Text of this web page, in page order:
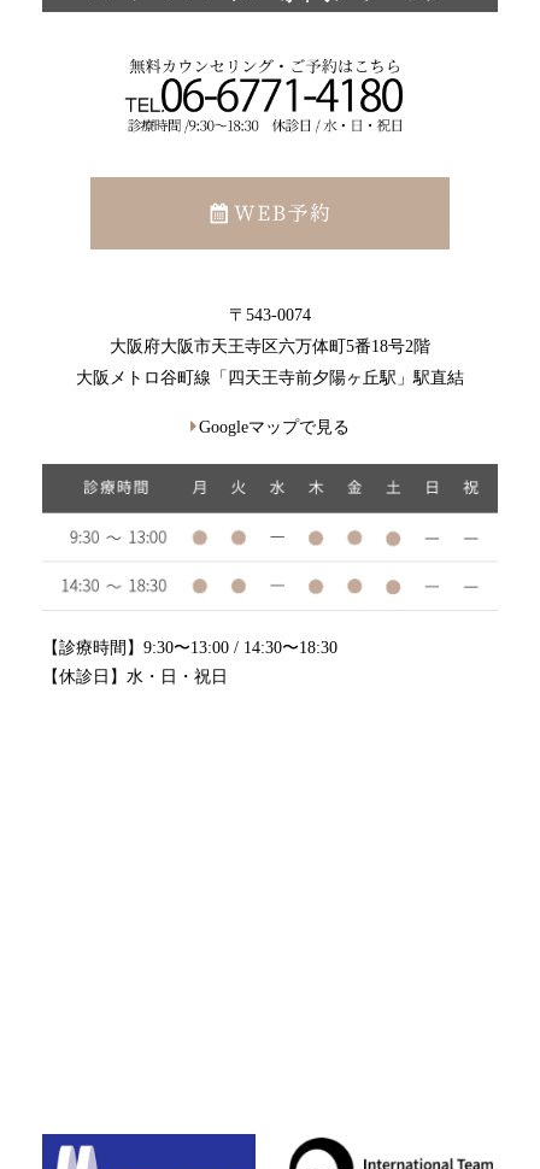
〒543-0074
大阪府大阪市天王寺区六万体町5番18号2階
大阪メトロ谷町線「四天王寺前夕陽ヶ丘駅」駅直結
Googleマップで見る
【診療時間】9:30〜13:00 / 14:30〜18:30
【休診日】水・日・祝日